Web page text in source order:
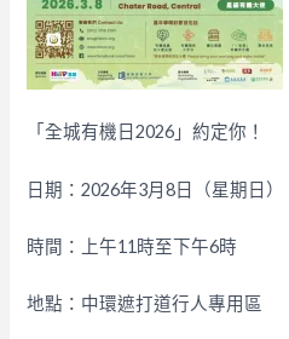
「全城有機日2026」約定你！
日期：2026年3月8日（星期日）
時間：上午11時至下午6時
地點：中環遮打道行人專用區